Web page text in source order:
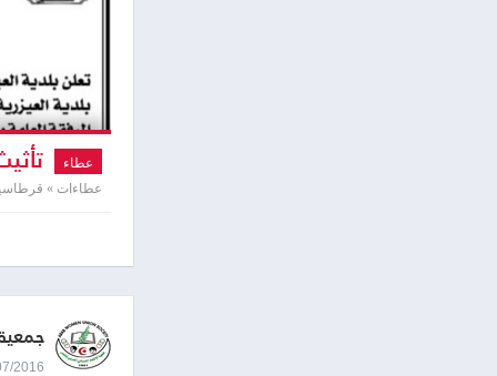
عطاء
عطاءات »
03/07/2016